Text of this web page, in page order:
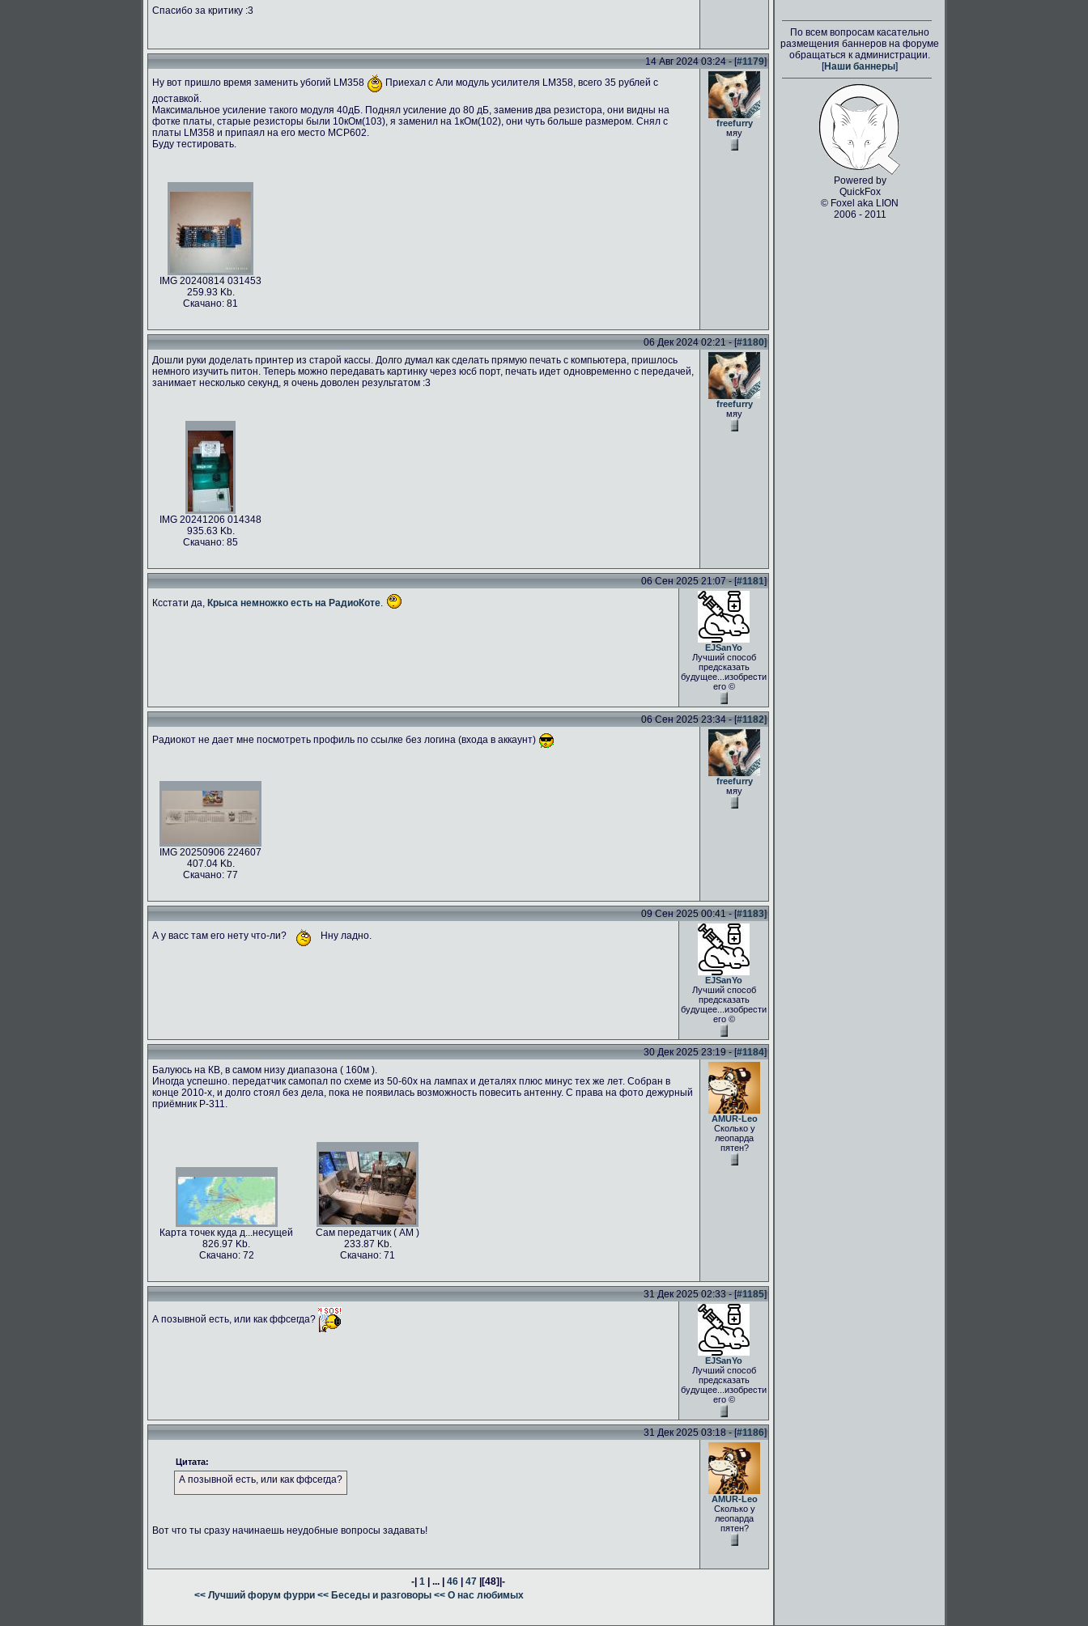
Спасибо за критику :3
14 Авг 2024 03:24 - [#1179]
Ну вот пришло время заменить убогий LM358
Приехал с Али модуль усилителя LM358, всего 35 рублей с
доставкой.
Максимальное усиление такого модуля 40дБ. Поднял усиление до 80 дБ, заменив два резистора, они видны на
фотке платы, старые резисторы были 10кОм(103), я заменил на 1кОм(102), они чуть больше размером. Снял с
платы LM358 и припаял на его место MCP602.
Буду тестировать.
IMG 20240814 031453
259.93 Kb.
Скачано: 81
freefurry
мяу
06 Дек 2024 02:21 - [#1180]
Дошли руки доделать принтер из старой кассы. Долго думал как сделать прямую печать с компьютера, пришлось
немного изучить питон. Теперь можно передавать картинку через юсб порт, печать идет одновременно с передачей,
занимает несколько секунд, я очень доволен результатом :3
IMG 20241206 014348
935.63 Kb.
Скачано: 85
freefurry
мяу
06 Сен 2025 21:07 - [#1181]
Ксстати да, Крыса немножко есть на РадиоКоте
EJSanYo
Лучший способ
предсказать
будущее...изобрести
его ©
06 Сен 2025 23:34 - [#1182]
Радиокот не дает мне посмотреть профиль по ссылке без логина (входа в аккаунт)
IMG 20250906 224607
407.04 Kb.
Скачано: 77
freefurry
мяу
09 Сен 2025 00:41 - [#1183]
А у васс там его нету что-ли?
Нну ладно.
EJSanYo
Лучший способ
предсказать
будущее...изобрести
его ©
30 Дек 2025 23:19 - [#1184]
Балуюсь на КВ, в самом низу диапазона ( 160м ).
Иногда успешно. передатчик самопал по схеме из 50-60х на лампах и деталях плюс минус тех же лет. Собран в
конце 2010-х, и долго стоял без дела, пока не появилась возможность повесить антенну. С права на фото дежурный
приёмник Р-311.
Карта точек куда д...несущей
826.97 Kb.
Скачано: 72
Сам передатчик ( АМ )
233.87 Kb.
Скачано: 71
AMUR-Leo
Сколько у
леопарда
пятен?
31 Дек 2025 02:33 - [#1185]
А позывной есть, или как ффсегда?
EJSanYo
Лучший способ
предсказать
будущее...изобрести
его ©
31 Дек 2025 03:18 - [#1186]
Цитата:
А позывной есть, или как ффсегда?
Вот что ты сразу начинаешь неудобные вопросы задавать!
AMUR-Leo
Сколько у
леопарда
пятен?
-| 1 | ... | 46 | 47 |[48]|-
<< Лучший форум фурри << Беседы и разговоры << О нас любимых
По всем вопросам касательно
размещения баннеров на форуме
обращаться к администрации.
[Наши баннеры]
Powered by
QuickFox
© Foxel aka LION
2006 - 2011